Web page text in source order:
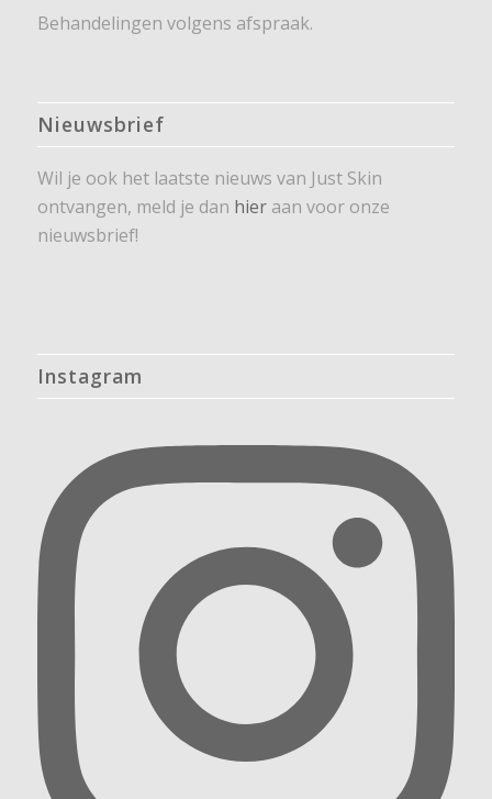
Behandelingen volgens afspraak.
Nieuwsbrief
Wil je ook het laatste nieuws van Just Skin
ontvangen, meld je dan hieraan voor onze
nieuwsbrief!
Instagram